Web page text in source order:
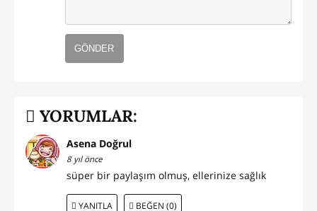
GÖNDER
YORUMLAR:
Asena Doğrul
8 yıl önce
süper bir paylaşım olmuş, ellerinize sağlık
YANITLA BEĞEN (0)